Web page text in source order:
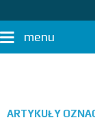
menu
ARTYKUŁY